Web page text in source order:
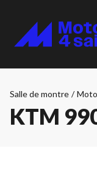
Salle de montre /
KTM